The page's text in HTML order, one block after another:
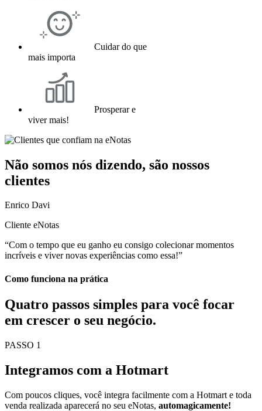
Cuidar do que
mais importa
Prosperar e
viver mais!
Não somos nós dizendo, são nossos
clientes
Enrico Davi
Cliente eNotas
“Com o tempo que eu ganho eu consigo colecionar momentos
incríveis e viver novas experiências como essa!”
Como funciona na prática
Quatro passos simples para você focar
em crescer o seu negócio.
PASSO 1
Integramos com a Hotmart
Com poucos cliques, você integra facilmente com a Hotmart e toda
venda realizada aparecerá no seu eNotas, automagicamente!